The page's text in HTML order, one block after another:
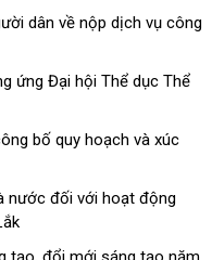
dân về nộp dịch vụ công
ứng Đại hội Thể dục Thể
bố quy hoạch và xúc
nước đối với hoạt động